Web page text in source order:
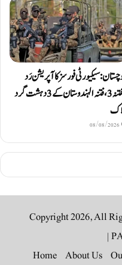
سیکیورٹی فورسز کا آپریشن رَد
الفتنہ 3، فتنہ الہندوستان کے 3 دہشت گرد
08/08/2026
|
About Us
Home